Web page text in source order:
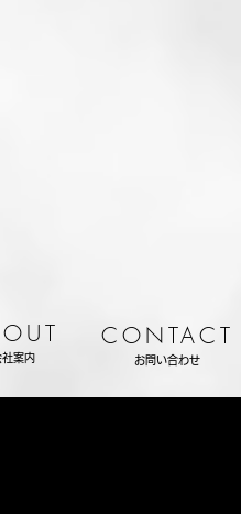
社案内
CONTACT
お問い合わせ